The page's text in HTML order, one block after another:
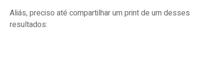
Aliás, preciso até compartilhar um print de um desses
resultados: